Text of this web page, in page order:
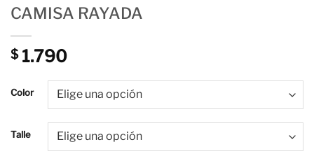
CAMISA RAYADA
$1.790
Color
Talle